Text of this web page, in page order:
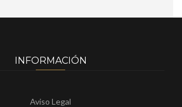
INFORMACIÓN
Aviso Legal